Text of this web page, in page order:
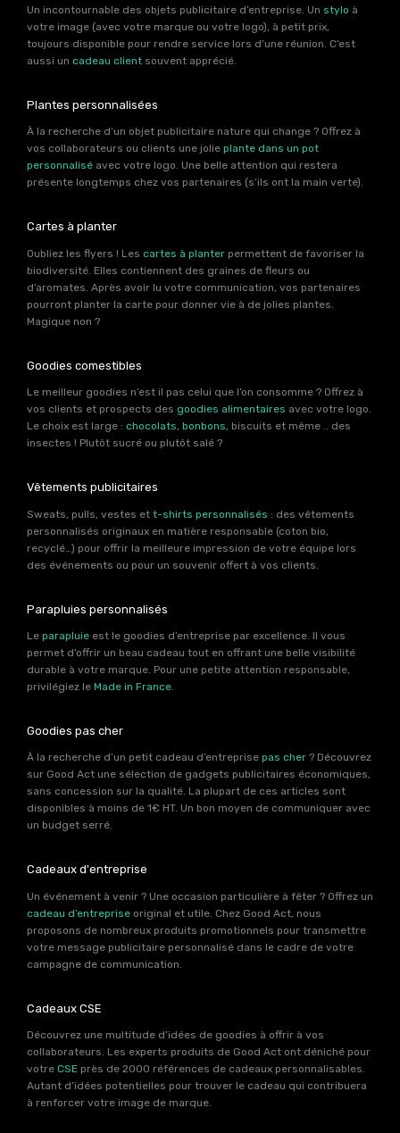
Un incontournable des objets publicitaire d’entreprise. Un stylo à
votre image (avec votre marque ou votre logo), à petit prix,
toujours disponible pour rendre service lors d’une réunion. C’est
aussi un cadeau client souvent apprécié.
Plantes personnalisées
À la recherche d’un objet publicitaire nature qui change ? Offrez à
vos collaborateurs ou clients une jolie plante dans un pot
personnalisé avec votre logo. Une belle attention qui restera
présente longtemps chez vos partenaires (s’ils ont la main verte).
Cartes à planter
Oubliez les flyers ! Les cartes à planter permettent de favoriser la
biodiversité. Elles contiennent des graines de fleurs ou
d’aromates. Après avoir lu votre communication, vos partenaires
pourront planter la carte pour donner vie à de jolies plantes.
Magique non ?
Goodies comestibles
Le meilleur goodies n’est il pas celui que l’on consomme ? Offrez à
vos clients et prospects des goodies alimentaires avec votre logo.
Le choix est large : chocolats, bonbons, biscuits et même .. des
insectes ! Plutôt sucré ou plutôt salé ?
Vêtements publicitaires
Sweats, pulls, vestes et t-shirts personnalisés : des vêtements
personnalisés originaux en matière responsable (coton bio,
recyclé…) pour offrir la meilleure impression de votre équipe lors
des événements ou pour un souvenir offert à vos clients.
Parapluies personnalisés
Le parapluie est le goodies d’entreprise par excellence. Il vous
permet d’offrir un beau cadeau tout en offrant une belle visibilité
durable à votre marque. Pour une petite attention responsable,
privilégiez le Made in France.
Goodies pas cher
À la recherche d’un petit cadeau d’entreprise pas cher ? Découvrez
sur Good Act une sélection de gadgets publicitaires économiques,
sans concession sur la qualité. La plupart de ces articles sont
disponibles à moins de 1€ HT. Un bon moyen de communiquer avec
un budget serré.
Cadeaux d'entreprise
Un événement à venir ? Une occasion particulière à fêter ? Offrez un
cadeau d’entreprise original et utile. Chez Good Act, nous
proposons de nombreux produits promotionnels pour transmettre
votre message publicitaire personnalisé dans le cadre de votre
campagne de communication.
Cadeaux CSE
Découvrez une multitude d’idées de goodies à offrir à vos
collaborateurs. Les experts produits de Good Act ont déniché pour
votre CSE près de 2000 références de cadeaux personnalisables.
Autant d’idées potentielles pour trouver le cadeau qui contribuera
à renforcer votre image de marque.